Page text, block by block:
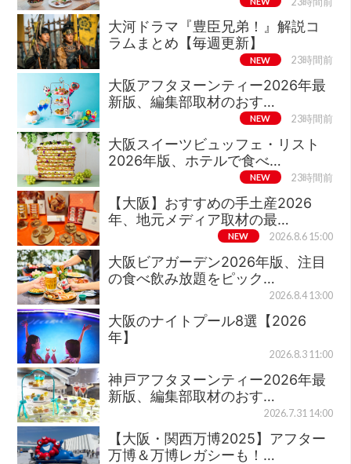
大河ドラマ『豊臣兄弟！』解説コ
ラムまとめ【毎週更新】
NEW 23時間前
大阪アフタヌーンティー2026年最
新版、編集部取材のおす…
NEW 23時間前
大阪スイーツビュッフェ・リスト
2026年版、ホテルで食べ…
NEW 23時間前
【大阪】おすすめの手土産2026
年、地元メディア取材の最…
NEW 2026.8.6 15:00
大阪ビアガーデン2026年版、注目
の食べ飲み放題をピック…
2026.8.4 13:00
大阪のナイトプール8選【2026
年】
2026.8.3 11:00
神戸アフタヌーンティー2026年最
新版、編集部取材のおす…
2026.7.31 14:00
【大阪・関西万博2025】アフター
万博＆万博レガシーも！…